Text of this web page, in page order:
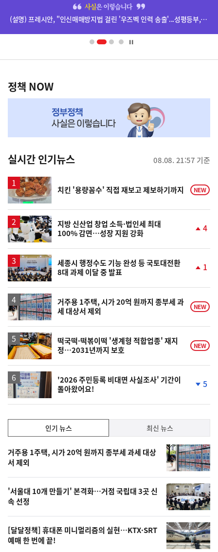
영
(설명) 프레시안, "인신매매방지법 걸린 '우즈벡 인력 송출'...성평등부,노동·법무부에 개선 요청" 관련
책
NOW,
뉴
스
정책 NOW
실시간 인기뉴스 08.08. 21:57 기준
치킨 '용량꼼수' 직접 재보고 제보하기까지 NEW
지방 신산업 창업 소득·법인세 최대
100% 감면…성장 지원 강화
상
4
세종시 행정수도 기능 완성 등 국토대전환
8대 과제 이달 중 발표
상
승
1
거주용 1주택, 시가 20억 원까지 종부세 과
세 대상서 제외
NEW
떡국떡·떡볶이떡 '생계형 적합업종' 재지
정…2031년까지 보호
NEW
'2026 주민등록 비대면 사실조사' 기간이
돌아왔어요!
하
락
5
기,
최
신,
오
늘
의
영
상
인기 뉴스 최신 뉴스
기
뉴
스
거주용 1주택, 시가 20억 원까지 종부세 과세 대상
서 제외
'서울대 10개 만들기' 본격화…거점 국립대 3곳 신
속 선정
[달달정책] 휴대폰 미니멀리즘의 실현…KTX·SRT
예매 한 번에 끝!